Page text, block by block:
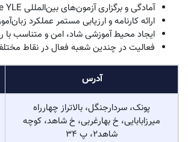
آمادگی و برگزاری آزمون‌های بین‌المللی Cambridge YLE
ارائه کارنامه و ارزیابی مستمر عملکرد
ایجاد محیط آموزشی شاد، امن و متناسب با
فعالیت در چندین شعبه فعال در نقاط
آدرس
پونک، سردارجنگل، بالاتراز چهارراه
میرزابابایی، خ بهارغربی، خ شاهد، کوچه
شاهد۲، پ ۳۴